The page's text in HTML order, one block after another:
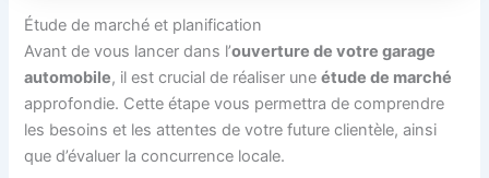
Étude de marché et planification
Avant de vous lancer dans l’ouverture de votre garage
automobile, il est crucial de réaliser uneétude de marché
approfondie. Cette étape vous permettra de comprendre
les besoins et les attentes de votre future clientèle, ainsi
que d’évaluer la concurrence locale.